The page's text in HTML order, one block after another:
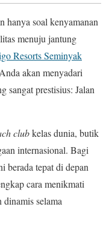
hanya soal kenyamanan
menuju jantung
Resorts Seminyak
akan menyadari
sangat prestisius: Jalan
clubkelas dunia, butik
internasional. Bagi
berada tepat di depan
cara menikmati
selama